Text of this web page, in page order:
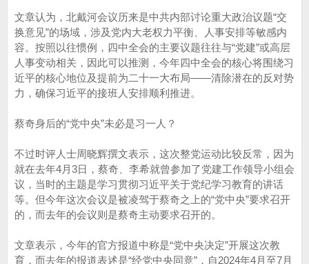
文章认为，北戴河会议历来是中共内部讨论重大政治议题“交
换意见”的场域，涉及党内大老权力平衡、人事安排等敏感内
容。按照以往惯例，四中全会的主要议题往往与“党建”或高层
人事变动相关，因此可以推测，今年四中全会的核心将围绕习
近平的核心地位及提前为二十一大布局——清除潜在的反对势
力，确保习近平的接班人安排顺利推进。
蔡奇身后的“党中央”未必是习一人？
不过时评人士周晓辉撰文表示，这次整党运动比较反常，因为
就在去年4月3日，蔡奇、李希就曾参加了党建工作领导小组会
议，当时的主题是学习贯彻习近平关于党纪学习教育的讲话
等。但今年这次会议是被凌驾于蔡奇之上的“党中央”要求召开
的，而去年的会议则是蔡奇主动要求召开的。
文章表示，今年的官方报道中称是“党中央决定”开展这次教
育，而去年的报道表述是“经党中央同意”，自2024年4月至7月